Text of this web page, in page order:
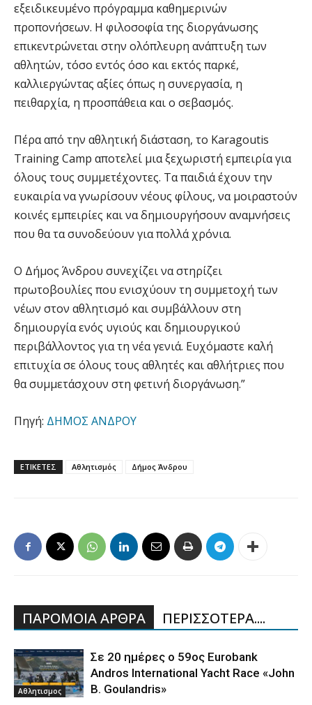
εξειδικευμένο πρόγραμμα καθημερινών
προπονήσεων. Η φιλοσοφία της διοργάνωσης
επικεντρώνεται στην ολόπλευρη ανάπτυξη των
αθλητών, τόσο εντός όσο και εκτός παρκέ,
καλλιεργώντας αξίες όπως η συνεργασία, η
πειθαρχία, η προσπάθεια και ο σεβασμός.
Πέρα από την αθλητική διάσταση, το Karagoutis
Training Camp αποτελεί μια ξεχωριστή εμπειρία για
όλους τους συμμετέχοντες. Τα παιδιά έχουν την
ευκαιρία να γνωρίσουν νέους φίλους, να μοιραστούν
κοινές εμπειρίες και να δημιουργήσουν αναμνήσεις
που θα τα συνοδεύουν για πολλά χρόνια.
Ο Δήμος Άνδρου συνεχίζει να στηρίζει
πρωτοβουλίες που ενισχύουν τη συμμετοχή των
νέων στον αθλητισμό και συμβάλλουν στη
δημιουργία ενός υγιούς και δημιουργικού
περιβάλλοντος για τη νέα γενιά. Ευχόμαστε καλή
επιτυχία σε όλους τους αθλητές και αθλήτριες που
θα συμμετάσχουν στη φετινή διοργάνωση.”
Πηγή: ΔΗΜΟΣ ΑΝΔΡΟΥ
ΕΤΙΚΕΤΕΣ Αθλητισμός Δήμος Άνδρου
ΠΑΡΟΜΟΙΑ ΑΡΘΡΑ ΠΕΡΙΣΣΟΤΕΡΑ....
Αθλητισμος
Σε 20 ημέρες ο 59ος Eurobank
Andros International Yacht Race «John
B. Goulandris»